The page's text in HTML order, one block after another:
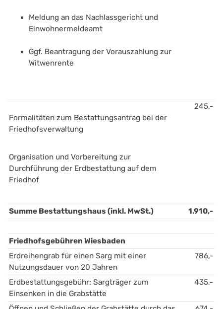
Meldung an das Nachlassgericht und
Einwohnermeldeamt
Ggf. Beantragung der Vorauszahlung zur
Witwenrente
Formalitäten zum Bestattungsantrag bei der
Friedhofsverwaltung
Organisation und Vorbereitung zur
Durchführung der Erdbestattung auf dem
Friedhof
245,-
Summe Bestattungshaus (inkl. MwSt.) 1.910,-
Friedhofsgebühren Wiesbaden
Erdreihengrab für einen Sarg mit einer
Nutzungsdauer von 20 Jahren
786,-
Erdbestattungsgebühr: Sargträger zum
Einsenken in die Grabstätte
435,-